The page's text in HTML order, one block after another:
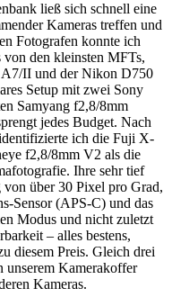
ließ sich schnell eine
Kameras treffen und
Fotografen konnte ich
von den kleinsten MFTs,
A7/II und der Nikon D750
Setup mit zwei Sony
Samyang f2,8/8mm
jedes Budget. Nach
ich die Fuji X-
f2,8/8mm V2 als die
Ihre sehr tief
über 30 Pixel pro Grad,
Sensor (APS-C) und das
Modus und nicht zuletzt
– alles bestens,
diesem Preis. Gleich drei
Kamerakoffer
Kameras.